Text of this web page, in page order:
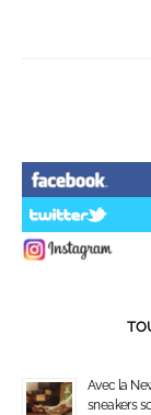
Avec la
sneakers